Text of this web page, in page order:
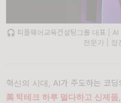
🎧 피플웨어교육컨설팅그룹 대표 |
전문가 | 정
혁신의 시대, AI가 주도하는 코딩
美 빅테크 하루 멀다하고 신제